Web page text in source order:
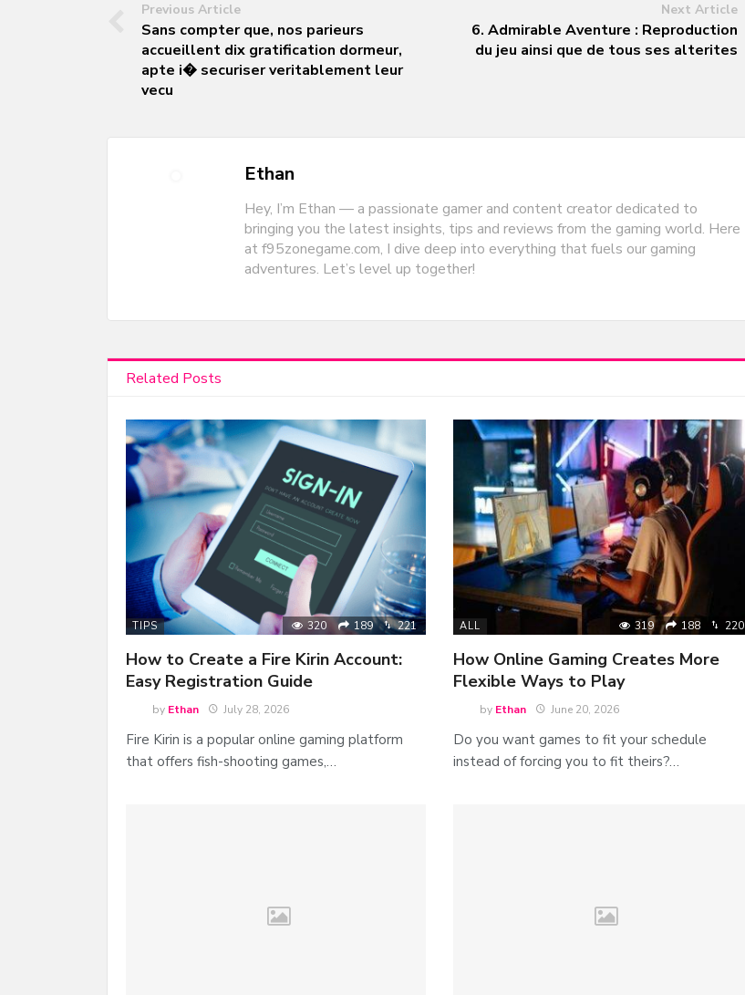
Previous Article
Sans compter que, nos parieurs
accueillent dix gratification dormeur,
apte i� securiser veritablement leur
vecu
Next Article
6. Admirable Aventure : Reproduction
du jeu ainsi que de tous ses alterites
Ethan
Hey, I’m Ethan — a passionate gamer and content creator dedicated to
bringing you the latest insights, tips and reviews from the gaming world. Here
at f95zonegame.com, I dive deep into everything that fuels our gaming
adventures. Let’s level up together!
Related Posts
TIPS 320 189 221
How to Create a Fire Kirin Account:
Easy Registration Guide
by Ethan July 28, 2026
Fire Kirin is a popular online gaming platform
that offers fish-shooting games,…
ALL 319 188 220
How Online Gaming Creates More
Flexible Ways to Play
by Ethan June 20, 2026
Do you want games to fit your schedule
instead of forcing you to fit theirs?…